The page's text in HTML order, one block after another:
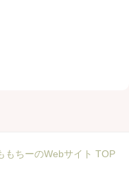
もちーのWebサイト TOP